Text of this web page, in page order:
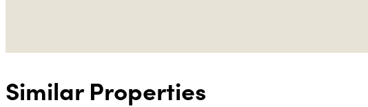
Similar Properties